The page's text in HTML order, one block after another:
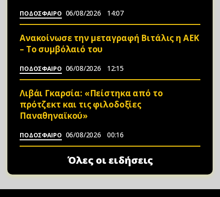
ΠΟΔΟΣΦΑΙΡΟ 06/08/2026 14:07
Ανακοίνωσε την μεταγραφή Βιτάλις η ΑΕΚ
– Το συμβόλαιό του
ΠΟΔΟΣΦΑΙΡΟ 06/08/2026 12:15
Λιβάι Γκαρσία: «Πείστηκα από το
πρότζεκτ και τις φιλοδοξίες
Παναθηναϊκού»
ΠΟΔΟΣΦΑΙΡΟ 06/08/2026 00:16
Όλες οι ειδήσεις